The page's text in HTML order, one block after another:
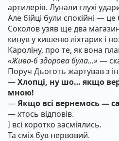
артилерія. Лунали глухі
Але бійці були спокійні —
Соколов узяв ще два
кинув у кишеню ліхтарик і
Кароліну, про те, як вона
«Жива-б здорова була…» —
Поруч Дьоготь жартував з
—Хлопці, ну шо… якщо
мною!
—Якщо всі вернемось —
— хтось відповів.
І всі коротко засміялись.
Та сміх був нервовий.